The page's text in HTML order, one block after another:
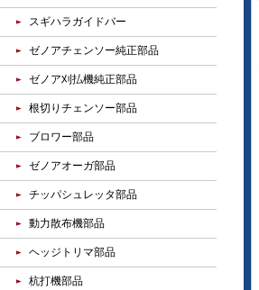
スギハラガイドバー
ゼノアチェンソー純正部品
ゼノア刈払機純正部品
根切りチェンソー部品
ブロワー部品
ゼノアオーガ部品
チッパシュレッタ部品
動力散布機部品
ヘッジトリマ部品
杭打機部品